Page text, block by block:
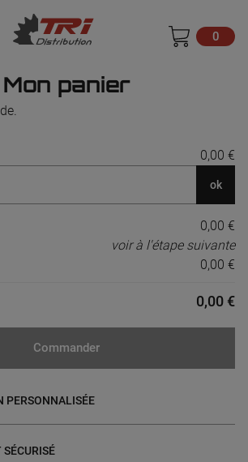
0
Mon panier
0,00 €
ok
0,00 €
voir à l'étape suivante
0,00 €
0,00 €
Commander
PERSONNALISÉE